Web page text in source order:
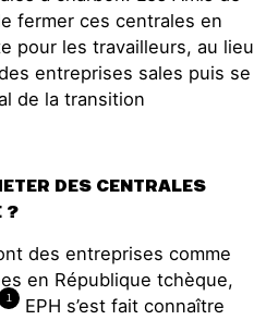
fermer ces centrales en
pour les travailleurs, au lieu
entreprises sales puis se
de la transition
DES CENTRALES
?
des entreprises comme
en République tchèque,
1
EPH s’est fait connaître